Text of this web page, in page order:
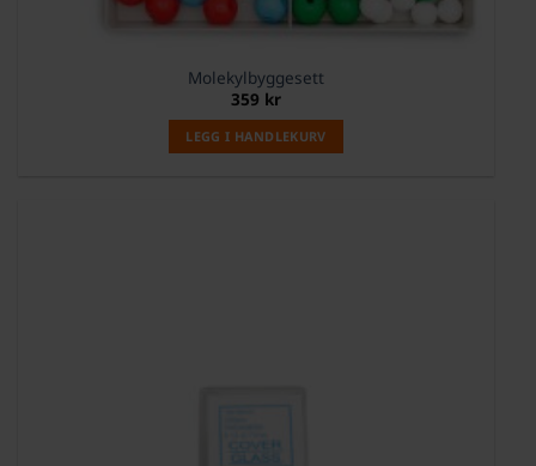
Molekylbyggesett
359 kr
LEGG I HANDLEKURV